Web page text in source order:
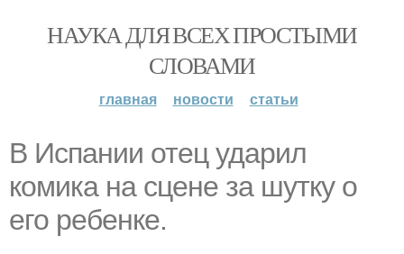
НАУКА ДЛЯ ВСЕХ ПРОСТЫМИ
СЛОВАМИ
главная новости статьи
В Испании отец ударил
комика на сцене за шутку о
его ребенке.